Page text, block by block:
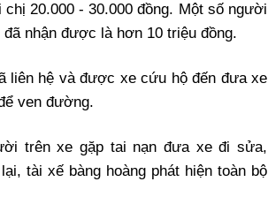
20.000 - 30.000 đồng. Một số người
nhận được là hơn 10 triệu đồng.
liên hệ và được xe cứu hộ đến đưa xe
ven đường.
trên xe gặp tai nạn đưa xe đi sửa,
tài xế bàng hoàng phát hiện toàn bộ